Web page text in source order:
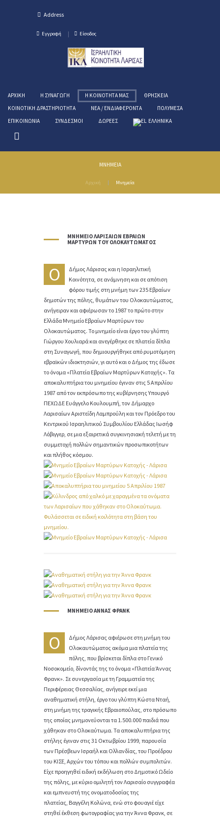
Εγγραφή Είσοδος
ΑΡΧΙΚΉ Η ΣΥΝΑΓΩΓΉ Η ΚΟΙΝΌΤΗΤΑ ΜΑΣ
ΘΡΗΣΚΕΊΑ
ΚΟΙΝΟΤΙΚΉ ΔΡΑΣΤΗΡΙΌΤΗΤΑ
ΝΈΑ / ΕΝΔΙΑΦΈΡΟΝΤΑ
ΠΟΛΥΜΈΣΑ
ΕΠΙΚΟΙΝΩΝΊΑ
ΣΎΝΔΕΣΜΟΙ ΔΩΡΕΈΣ ΕΛΛΗΝΙΚΑ
ΜΝΗΜΕΊΑ
Αρχική Μνημεία
ΜΝΗΜΕΊΟ ΛΑΡΙΣΑΊΩΝ ΕΒΡΑΊΩΝ
ΜΑΡΤΎΡΩΝ ΤΟΥ ΟΛΟΚΑΥΤΏΜΑΤΟΣ
Ο
Δήμος Λάρισας και η Ισραηλιτική
Κοινότητα, σε ανάμνηση και σε απότιση
φόρου τιμής στη μνήμη των 235 Εβραίων
δημοτών της πόλης, θυμάτων του Ολοκαυτώματος,
ανήγειραν και αφιέρωσαν το 1987 το πρώτο στην
Ελλάδα Μνημείο Εβραίων Μαρτύρων του
Ολοκαυτώματος. Το μνημείο είναι έργο του γλύπτη
Γιώργου Χουλιαρά και ανεγέρθηκε σε πλατεία δίπλα
στη Συναγωγή, που δημιουργήθηκε από ρυμοτόμηση
εβραϊκών ιδιοκτησιών, γι αυτό και ο Δήμος της έδωσε
το όνομα «Πλατεία Εβραίων Μαρτύρων Κατοχής». Τα
αποκαλυπτήρια του μνημείου έγιναν στις 5 Απριλίου
1987 από τον εκπρόσωπο της κυβέρνησης Υπουργό
ΠΕΧΩΔΕ Ευάγγελο Κουλουμπή, τον Δήμαρχο
Λαρισαίων Αριστείδη Λαμπρούλη και τον Πρόεδρο του
Κεντρικού Ισραηλιτικού Συμβουλίου Ελλάδας Ιωσήφ
Λόβιγγερ, σε μια εξαιρετικά συγκινησιακή τελετή με τη
συμμετοχή πολλών σημαντικών προσωπικοτήτων
και πλήθος κόσμου.
ΜΝΗΜΕΊΟ ΆΝΝΑΣ ΦΡΑΝΚ
Ο
Δήμος Λάρισας αφιέρωσε στη μνήμη του
Ολοκαυτώματος ακόμα μια πλατεία της
πόλης, που βρίσκεται δίπλα στο Γενικό
Νοσοκομείο, δίνοντάς της το όνομα «Πλατεία Άννας
Φρανκ». Σε συνεργασία με τη Γραμματεία της
Περιφέρειας Θεσσαλίας, ανήγειρε εκεί μια
αναθηματική στήλη, έργο του γλύπτη Κώστα Νταή,
στη μνήμη της τραγικής Εβραιοπούλας, στο πρόσωπο
της οποίας μνημονεύονται τα 1.500.000 παιδιά που
χάθηκαν στο Ολοκαύτωμα. Τα αποκαλυπτήρια της
στήλης έγιναν στις 31 Οκτωβρίου 1999, παρουσία
των Πρέσβεων Ισραήλ και Ολλανδίας, του Προέδρου
του ΚΙΣΕ, Αρχών του τόπου και πολλών συμπολιτών.
Είχε προηγηθεί ειδική εκδήλωση στο Δημοτικό Ωδείο
της πόλης, με κύριο ομιλητή τον Λαρισαίο συγγραφέα
και εμπνευστή της ονοματοδοσίας της
πλατείας, Βαγγέλη Κολώνα, ενώ στο φουαγιέ είχε
στηθεί έκθεση φωτογραφίας για την Άννα Φρανκ, σε